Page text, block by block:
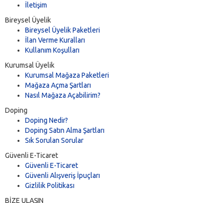
İletişim
Bireysel Üyelik
Bireysel Üyelik Paketleri
İlan Verme Kuralları
Kullanım Koşulları
Kurumsal Üyelik
Kurumsal Mağaza Paketleri
Mağaza Açma Şartları
Nasıl Mağaza Açabilirim?
Doping
Doping Nedir?
Doping Satın Alma Şartları
Sık Sorulan Sorular
Güvenli E-Ticaret
Güvenli E-Ticaret
Güvenli Alışveriş İpuçları
Gizlilik Politikası
BİZE ULAŞIN